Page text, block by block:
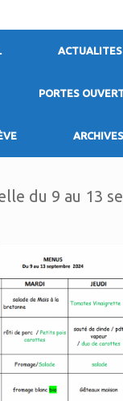
ACTUALITES
PORTES
ARCHIVES
du 9 au 13